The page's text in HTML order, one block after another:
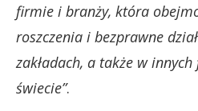
firmie i branży, która
roszczenia i bezprawne
zakładach, a także w
świecie”.